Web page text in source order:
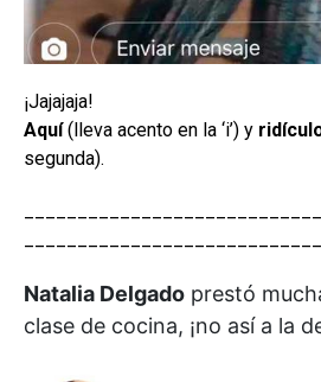
¡Jajajaja!
Aquí(lleva acento en la ‘i’) y
segunda).
Natalia Delgado prestó
clase de cocina, ¡no así a la